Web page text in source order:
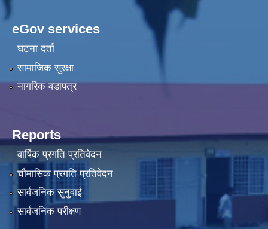
eGov services
घटना दर्ता
सामाजिक सुरक्षा
नागरिक वडापत्र
Reports
वार्षिक प्रगति प्रतिवेदन
चौमासिक प्रगति प्रतिवेदन
सार्वजनिक सुनुवाई
सार्वजनिक परीक्षण